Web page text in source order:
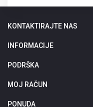
KONTAKTIRAJTE NAS
INFORMACIJE
PODRŠKA
MOJ RAČUN
PONUDA